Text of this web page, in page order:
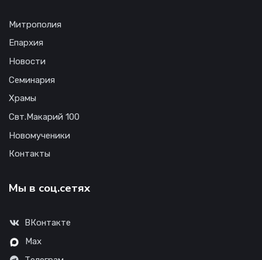
Митрополия
Епархия
Новости
Семинария
Храмы
Свт.Макарий 100
Новомученики
Контакты
Мы в соц.сетях
ВКонтакте
Max